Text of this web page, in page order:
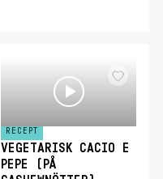
RECEPT
VEGETARISK CACIO E
PEPE (PÅ